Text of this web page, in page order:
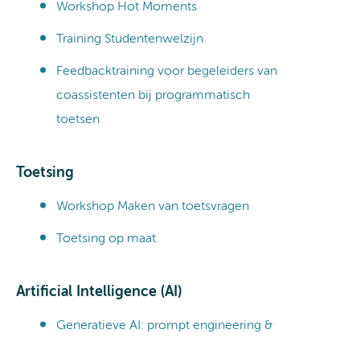
Workshop Hot Moments
Training Studentenwelzijn
Feedbacktraining voor begeleiders van
coassistenten bij programmatisch
toetsen
Toetsing
Workshop Maken van toetsvragen
Toetsing op maat
Artificial Intelligence (AI)
Generatieve AI: prompt engineering &